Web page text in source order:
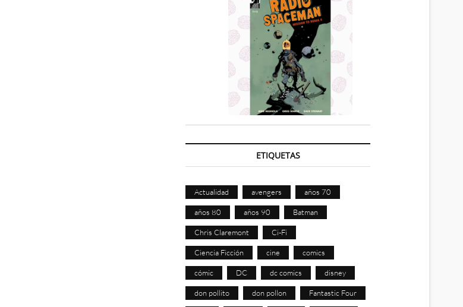
ETIQUETAS
Actualidad avengers años 70
años 80 años 90 Batman
Chris Claremont Ci-Fi
Ciencia Ficción cine comics
cómic DC dc comics disney
don pollito don pollon Fantastic Four